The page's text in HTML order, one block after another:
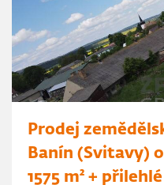
Prodej
Banín (Svitavy)
1575 m² +